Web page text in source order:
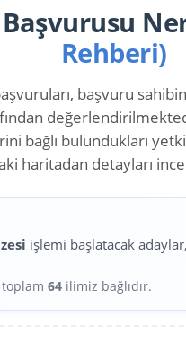
Rehberi)
başvuru
bağlı bulundukları
haritadan detayları
işlemi başlatacak
toplam64 ilimiz bağlıdır.